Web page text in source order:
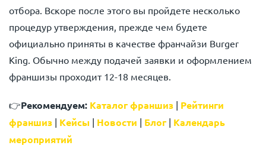
отбора. Вскоре после этого вы пройдете несколько
процедур утверждения, прежде чем будете
официально приняты в качестве франчайзи Burger
King. Обычно между подачей заявки и оформлением
франшизы проходит 12-18 месяцев.
👉Рекомендуем: Каталог франшиз | Рейтинги
франшиз | Кейсы | Новости | Блог| Календарь
мероприятий